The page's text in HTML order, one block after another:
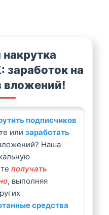
накрутка
заработок на
вложений!
подписчиков
или заработать
Наша
получать
, выполняя
средства